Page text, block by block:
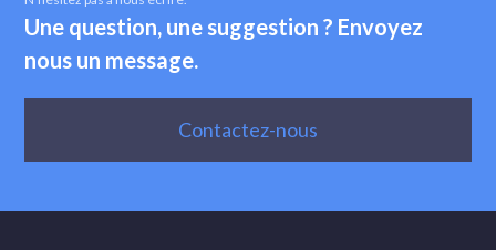
Une question, une suggestion ? Envoyez
nous un message.
Contactez-nous